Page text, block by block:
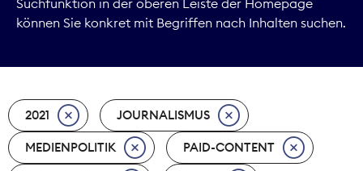
Marktdaten
Nachhaltigkeit
Nachwuchs
können Sie konkret mit Begriffen nach Inhalten suchen.
2021 JOURNALISMUS
MEDIENPOLITIK PAID-CONTENT